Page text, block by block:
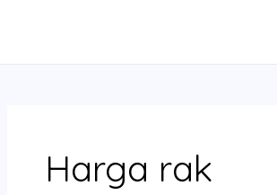
Harga rak